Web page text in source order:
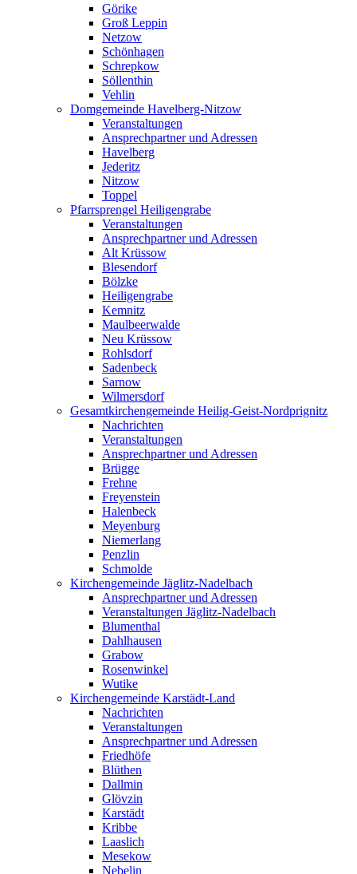
Görike
Groß Leppin
Netzow
Schönhagen
Schrepkow
Söllenthin
Vehlin
Domgemeinde Havelberg-Nitzow
Veranstaltungen
Ansprechpartner und Adressen
Havelberg
Jederitz
Nitzow
Toppel
Pfarrsprengel Heiligengrabe
Veranstaltungen
Ansprechpartner und Adressen
Alt Krüssow
Blesendorf
Bölzke
Heiligengrabe
Kemnitz
Maulbeerwalde
Neu Krüssow
Rohlsdorf
Sadenbeck
Sarnow
Wilmersdorf
Gesamtkirchengemeinde Heilig-Geist-Nordprignitz
Nachrichten
Veranstaltungen
Ansprechpartner und Adressen
Brügge
Frehne
Freyenstein
Halenbeck
Meyenburg
Niemerlang
Penzlin
Schmolde
Kirchengemeinde Jäglitz-Nadelbach
Ansprechpartner und Adressen
Veranstaltungen Jäglitz-Nadelbach
Blumenthal
Dahlhausen
Grabow
Rosenwinkel
Wutike
Kirchengemeinde Karstädt-Land
Nachrichten
Veranstaltungen
Ansprechpartner und Adressen
Friedhöfe
Blüthen
Dallmin
Glövzin
Karstädt
Kribbe
Laaslich
Mesekow
Nebelin